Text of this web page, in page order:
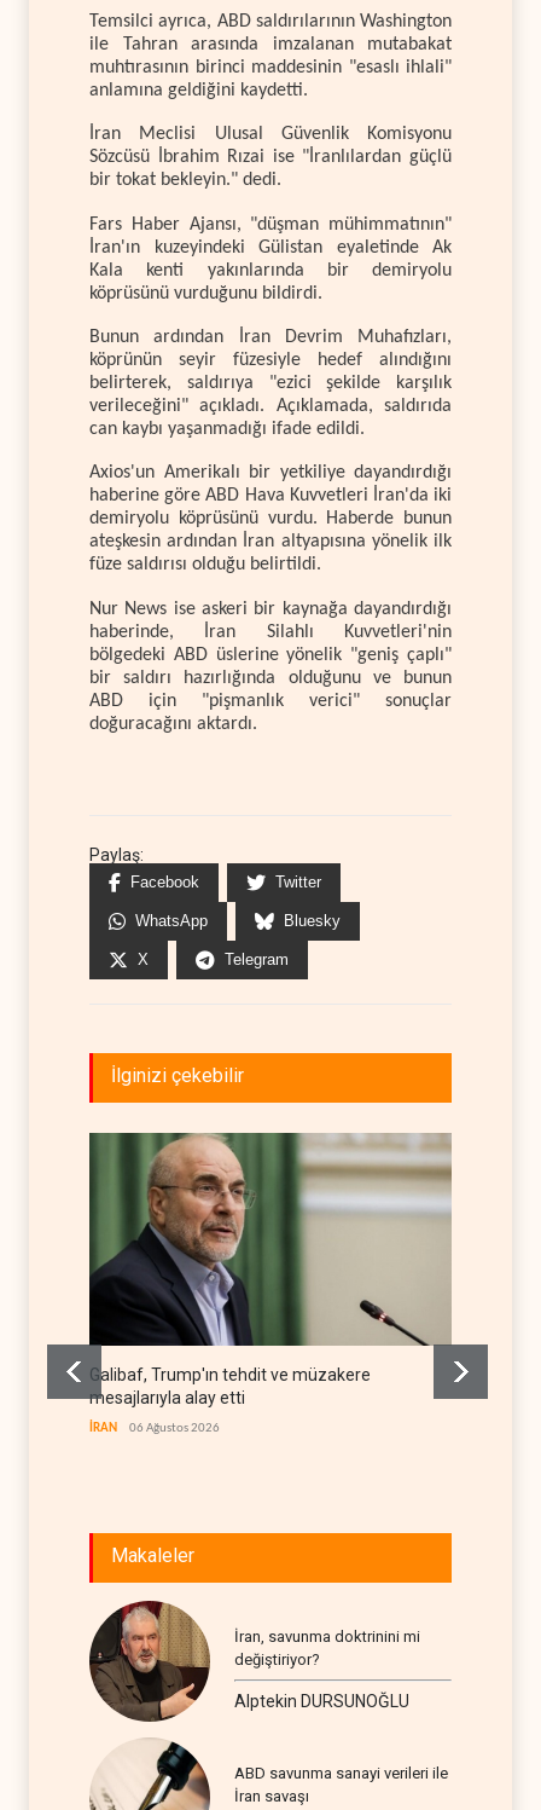
Temsilci ayrıca, ABD saldırılarının Washington
ile Tahran arasında imzalanan mutabakat
muhtırasının birinci maddesinin "esaslı ihlali"
anlamına geldiğini kaydetti.
İran Meclisi Ulusal Güvenlik Komisyonu
Sözcüsü İbrahim Rızai ise "İranlılardan güçlü
bir tokat bekleyin." dedi.
Fars Haber Ajansı, "düşman mühimmatının"
İran'ın kuzeyindeki Gülistan eyaletinde Ak
Kala kenti yakınlarında bir demiryolu
köprüsünü vurduğunu bildirdi.
Bunun ardından İran Devrim Muhafızları,
köprünün seyir füzesiyle hedef alındığını
belirterek, saldırıya "ezici şekilde karşılık
verileceğini" açıkladı. Açıklamada, saldırıda
can kaybı yaşanmadığı ifade edildi.
Axios'un Amerikalı bir yetkiliye dayandırdığı
haberine göre ABD Hava Kuvvetleri İran'da iki
demiryolu köprüsünü vurdu. Haberde bunun
ateşkesin ardından İran altyapısına yönelik ilk
füze saldırısı olduğu belirtildi.
Nur News ise askeri bir kaynağa dayandırdığı
haberinde, İran Silahlı Kuvvetleri'nin
bölgedeki ABD üslerine yönelik "geniş çaplı"
bir saldırı hazırlığında olduğunu ve bunun
ABD için "pişmanlık verici" sonuçlar
doğuracağını aktardı.
Paylaş:
Facebook Twitter
WhatsApp Bluesky
X Telegram
İlginizi çekebilir
Galibaf, Trump'ın tehdit ve müzakere
mesajlarıyla alay etti
İRAN 06 Ağustos 2026
Makaleler
İran, savunma doktrinini mi
değiştiriyor?
Alptekin DURSUNOĞLU
ABD savunma sanayi verileri ile
İran savaşı